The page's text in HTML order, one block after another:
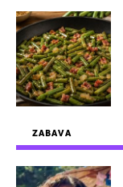
ZABAVA